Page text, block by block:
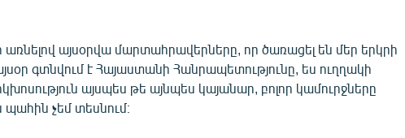
առնելով այսօրվա մարտահրավերները, որ ծառացել են մեր երկրի
գտնվում է Հայաստանի Հանրապետությունը, ես ուղղակի
այսպես թե այնպես կայանար, բոլոր կամուրջները
պահին չեմ տեսնում։